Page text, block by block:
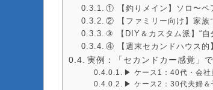
① 【釣りメイン】ソロ〜ペ
② 【ファミリー向け】家族
③ 【DIY＆カスタム派】“自
④ 【週末セカンドハウス的
実例：「セカンドカー感覚」
▶ ケース1：40代・会社
▶ ケース2：30代夫婦＆